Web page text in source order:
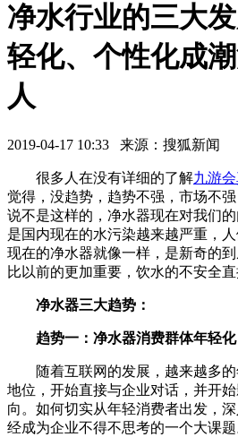
净水行业的三大
轻化、个性化成
人
2019-04-17 10:33 来源：搜狐新闻
很多人在没有详细的了解九游
觉得，没趋势，趋势不强，市场不
说不是这样的，净水器现在对我们
是国内现在的水污染越来越严重，
现在的净水器就像一样，是新奇的
比以前的更加重要，饮水的不安全直
净水器三大趋势：
趋势一：净水器消费群体年轻化
随着互联网的发展，越来越多的
地位，开始直接与企业对话，并开
向。如何切实从年轻消费者出发，
经成为企业不得不思考的一个大课题